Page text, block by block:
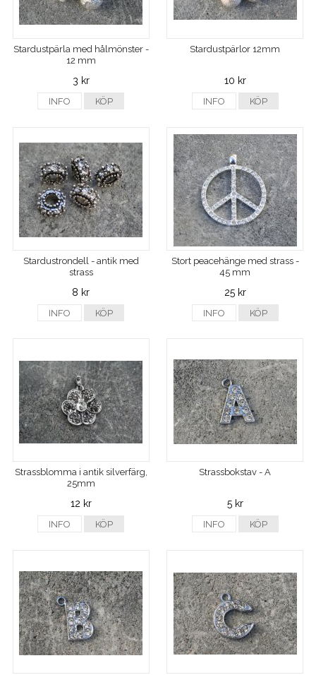
Stardustpärla med hålmönster -
12 mm
3 kr
INFO KÖP
Stardustpärlor 12mm
10 kr
INFO KÖP
Stardustrondell - antik med
strass
8 kr
INFO KÖP
Stort peacehänge med strass -
45 mm
25 kr
INFO KÖP
Strassblomma i antik silverfärg,
25mm
12 kr
INFO KÖP
Strassbokstav - A
5 kr
INFO KÖP